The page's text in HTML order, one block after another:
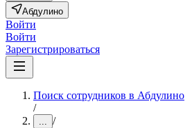
Абдулино
Войти
Войти
Зарегистрироваться
Поиск сотрудников в Абдулино
/
... /